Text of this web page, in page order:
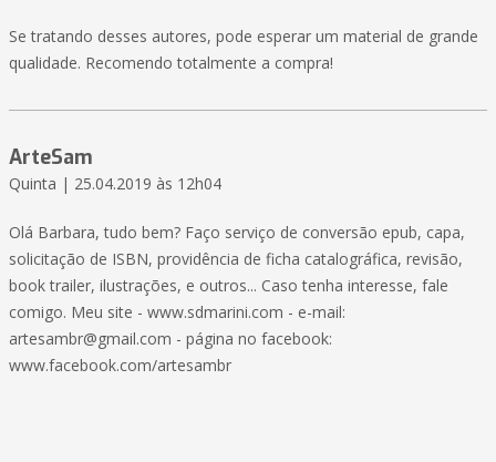
Se tratando desses autores, pode esperar um material de grande
qualidade. Recomendo totalmente a compra!
ArteSam
Quinta | 25.04.2019 às 12h04
Olá Barbara, tudo bem? Faço serviço de conversão epub, capa,
solicitação de ISBN, providência de ficha catalográfica, revisão,
book trailer, ilustrações, e outros... Caso tenha interesse, fale
comigo. Meu site - www.sdmarini.com - e-mail:
artesambr@gmail.com - página no facebook:
www.facebook.com/artesambr